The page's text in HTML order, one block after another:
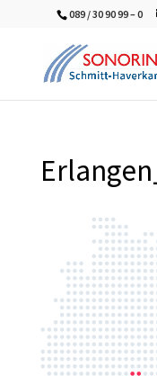
089 / 30 90 99 – 0